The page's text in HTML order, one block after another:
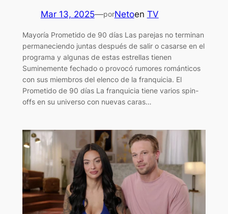
Mar 13, 2025—porNetoen TV
Mayoría Prometido de 90 días Las parejas no terminan
permaneciendo juntas después de salir o casarse en el
programa y algunas de estas estrellas tienen
Suminemente fechado o provocó rumores románticos
con sus miembros del elenco de la franquicia. El
Prometido de 90 días La franquicia tiene varios spin-
offs en su universo con nuevas caras…